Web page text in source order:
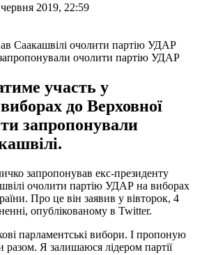
2019, 22:59
очолити партію УДАР
участь у
до Верховної
запропонували
запропонував екс-президенту
очолити партію УДАР на виборах
Про це він заявив у вівторок, 4
опублікованому в Twitter.
парламентські вибори. І пропоную
Я залишаюся лідером партії